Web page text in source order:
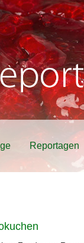
Reportagen